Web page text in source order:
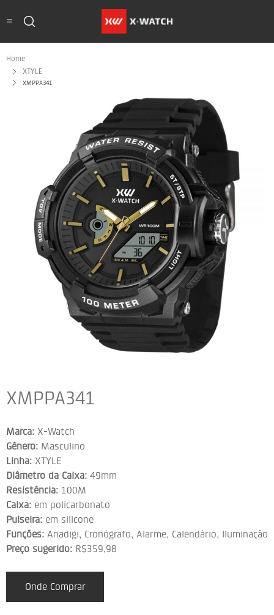
Home
XTYLE
XMPPA341
XMPPA341
Marca: X-Watch
Gênero: Masculino
Linha: XTYLE
Diâmetro da Caixa: 49mm
Resistência: 100M
Caixa: em policarbonato
Pulseira: em silicone
Funções: Anadigi, Cronógrafo, Alarme, Calendário, Iluminação
Preço sugerido: R$359,98
Onde Comprar